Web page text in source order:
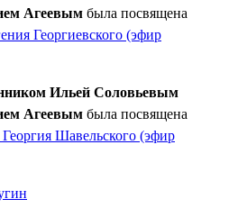
Агеевым была посвящена
Георгиевского (эфир
Ильей Соловьевым
Агеевым была посвящена
Шавельского (эфир